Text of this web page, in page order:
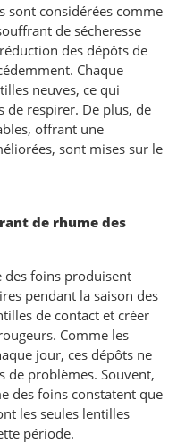
sont considérées comme
de sécheresse
des dépôts de
Chaque
neuves, ce qui
de respirer. De plus, de
offrant une
sont mises sur le
de rhume des
des foins produisent
pendant la saison des
de contact et créer
Comme les
jour, ces dépôts ne
de problèmes. Souvent,
des foins constatent que
les seules lentilles
période.